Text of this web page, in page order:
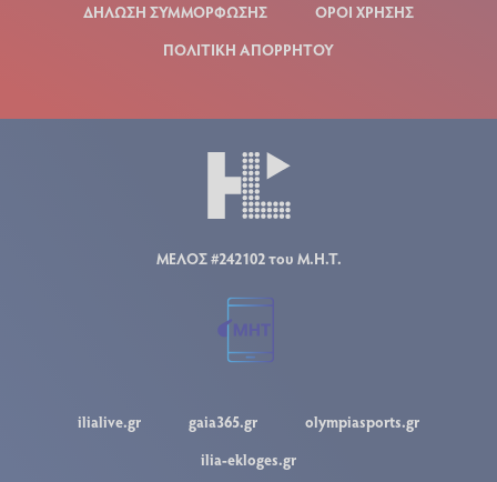
ΔΗΛΩΣΗ ΣΥΜΜΟΡΦΩΣΗΣ
ΟΡΟΙ ΧΡΗΣΗΣ
ΠΟΛΙΤΙΚΗ ΑΠΟΡΡΗΤΟΥ
ΜΕΛΟΣ #242102 του Μ.Η.Τ.
ilialive.gr gaia365.gr
olympiasports.gr
ilia-ekloges.gr